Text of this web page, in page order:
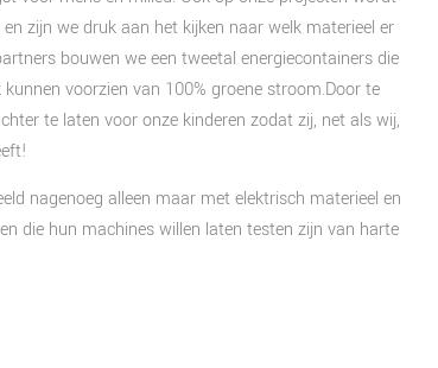
zijn we druk aan het kijken naar welk materieel er
bouwen we een tweetal energiecontainers die
voorzien van 100% groene stroom.Door te
te laten voor onze kinderen zodat zij, net als wij,
nagenoeg alleen maar met elektrisch materieel en
die hun machines willen laten testen zijn van harte